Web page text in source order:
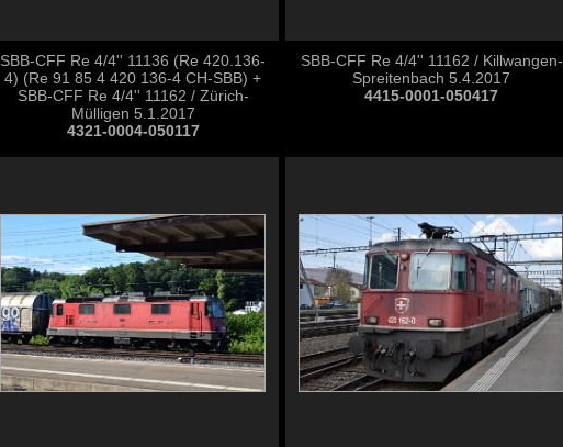
SBB-CFF Re 4/4'' 11136 (Re 420.136-
4) (Re 91 85 4 420 136-4 CH-SBB) +
SBB-CFF Re 4/4'' 11162 / Zürich-
Mülligen 5.1.2017
4321-0004-050117
SBB-CFF Re 4/4'' 11162 / Killwangen-
Spreitenbach 5.4.2017
4415-0001-050417